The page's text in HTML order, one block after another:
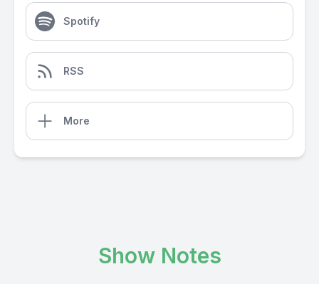
Spotify
RSS
More
Show Notes